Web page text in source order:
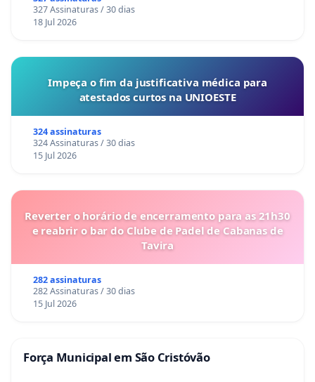
327 Assinaturas / 30 dias
18 Jul 2026
Impeça o fim da justificativa médica para
atestados curtos na UNIOESTE
324 assinaturas
324 Assinaturas / 30 dias
15 Jul 2026
Reverter o horário de encerramento para as 21h30
e reabrir o bar do Clube de Padel de Cabanas de
Tavira
282 assinaturas
282 Assinaturas / 30 dias
15 Jul 2026
Força Municipal em São Cristóvão